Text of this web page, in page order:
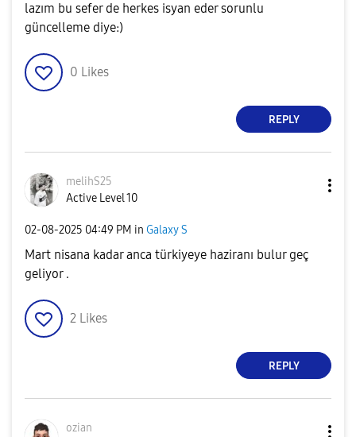
lazım bu sefer de herkes isyan eder sorunlu
güncelleme diye:)
0 Likes
REPLY
melihS25
Active Level 10
‎02-08-2025 04:49 PM in Galaxy S
Mart nisana kadar anca türkiyeye haziranı bulur geç
geliyor .
2 Likes
REPLY
ozian